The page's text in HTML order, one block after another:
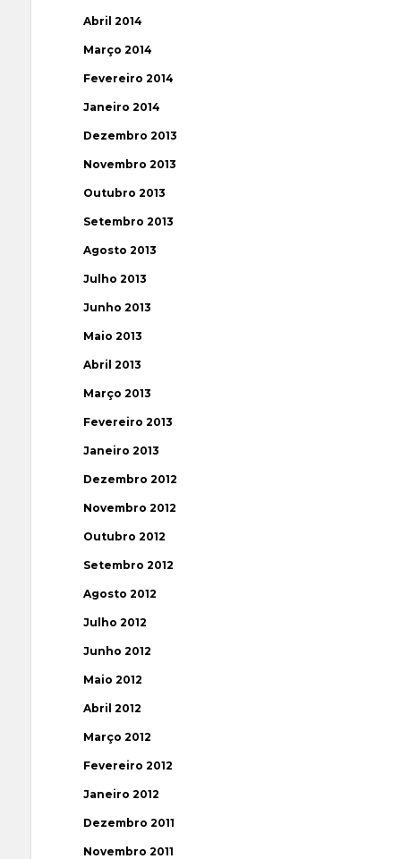
Abril 2014
Março 2014
Fevereiro 2014
Janeiro 2014
Dezembro 2013
Novembro 2013
Outubro 2013
Setembro 2013
Agosto 2013
Julho 2013
Junho 2013
Maio 2013
Abril 2013
Março 2013
Fevereiro 2013
Janeiro 2013
Dezembro 2012
Novembro 2012
Outubro 2012
Setembro 2012
Agosto 2012
Julho 2012
Junho 2012
Maio 2012
Abril 2012
Março 2012
Fevereiro 2012
Janeiro 2012
Dezembro 2011
Novembro 2011